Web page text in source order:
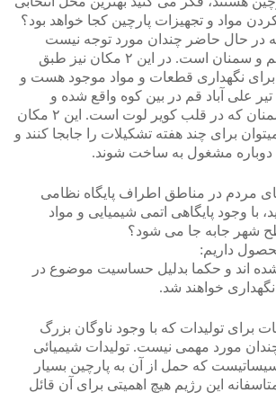
کردن مواد و تجهیزات پارچین کجا خواهد بود؟
که در حال حاضر چندان مورد توجه نیست
میدان تیر علی آباد قم و سمنان است. در این ۲ مکان نیز طبق
برای نگهداری قطعات و مواد موجود هست و
تیر علی آباد قم در بین کوه واقع شده و
همچنین میدان تیر سمنان که در قلب کویر لوت است. این ۲ مکان
برای چند هفته تشکیلات را جابجا کنند و
دوباره مشغول به ساخت شوند.
مردم در مناطق اطراف پایگاه نظامی
با وجود پایگاهی اتمی شیمیایی و مواد
شهر جابه جا می شود؟
شده اند و حکما بدلیل حساسیت موضوع در
خواهند شد.
برای تولیدات که با وجود ناوگان بزرگ
مورد مهمی نیست. تولیدات شیمیائی
که حمل از آن به پارچین بسیار
این رژیم هیچ اهمیتی برای آن قائل